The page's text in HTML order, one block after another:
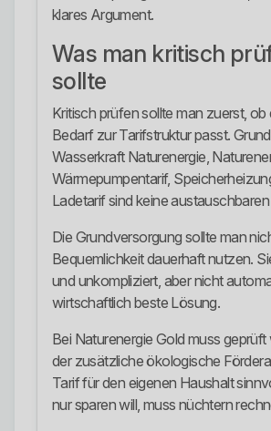
klares Argument.
Was man kritisch
sollte
Kritisch prüfen sollte man zuerst, ob
Bedarf zur Tarifstruktur passt.
Wasserkraft Naturenergie,
Wärmepumpentarif,
Ladetarif sind keine
Die Grundversorgung sollte man
Bequemlichkeit dauerhaft nutzen.
und unkompliziert, aber nicht
wirtschaftlich beste Lösung.
Bei Naturenergie Gold muss
der zusätzliche ökologische
Tarif für den eigenen Haushalt
nur sparen will, muss nüchtern